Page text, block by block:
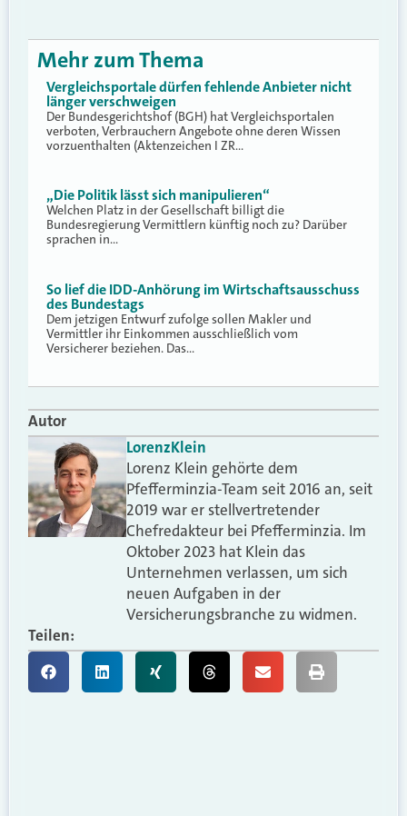
Mehr zum Thema
Vergleichsportale dürfen fehlende Anbieter nicht
länger verschweigen
Der Bundesgerichtshof (BGH) hat Vergleichsportalen
verboten, Verbrauchern Angebote ohne deren Wissen
vorzuenthalten (Aktenzeichen I ZR…
„Die Politik lässt sich manipulieren“
Welchen Platz in der Gesellschaft billigt die
Bundesregierung Vermittlern künftig noch zu? Darüber
sprachen in…
So lief die IDD-Anhörung im Wirtschaftsausschuss
des Bundestags
Dem jetzigen Entwurf zufolge sollen Makler und
Vermittler ihr Einkommen ausschließlich vom
Versicherer beziehen. Das…
Autor
LorenzKlein
Lorenz Klein gehörte dem
Pfefferminzia-Team seit 2016 an, seit
2019 war er stellvertretender
Chefredakteur bei Pfefferminzia. Im
Oktober 2023 hat Klein das
Unternehmen verlassen, um sich
neuen Aufgaben in der
Versicherungsbranche zu widmen.
Teilen: